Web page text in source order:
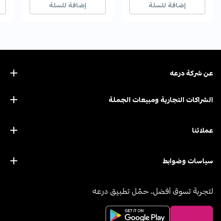
إضافة للسلة إضافة للسلة
عن ﺷﺮﻛﺔ درﻋﻪ
الشراكات التجارية ومبيعات الجملة
عملائنا
سياسات وضوابط
لتجربة تسوق أفضل، حمّل تطبيق درعه